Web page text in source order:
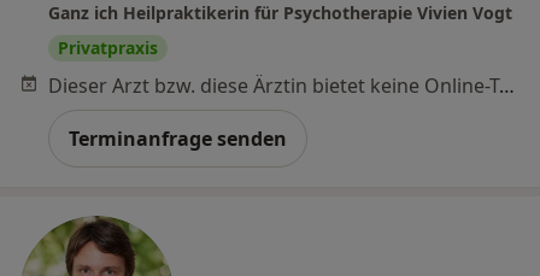
Ganz ich Heilpraktikerin für Psychotherapie Vivien Vogt
Privatpraxis
Dieser Arzt bzw. diese Ärztin bietet keine Online-Terminbuchung an diesem Standort an.
Terminanfrage senden